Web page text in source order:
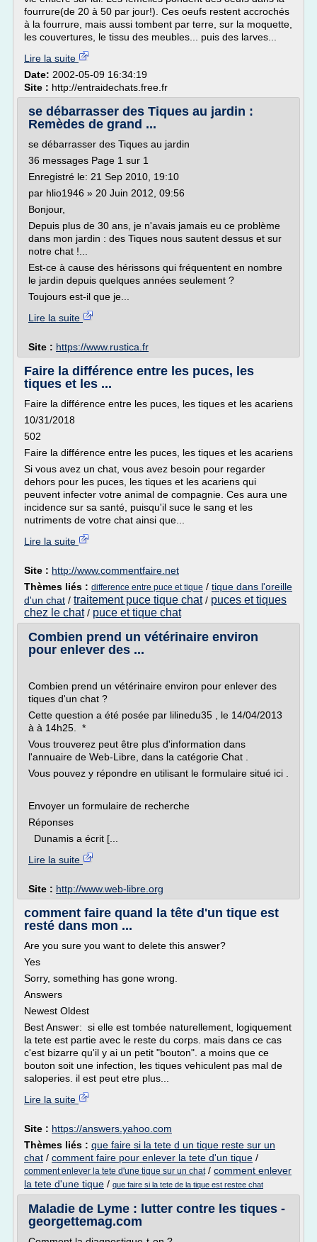
fourrure(de 20 à 50 par jour!). Ces oeufs restent accrochés
à la fourrure, mais aussi tombent par terre, sur la moquette,
les couvertures, le tissu des meubles... puis des larves...
Lire la suite
Date: 2002-05-09 16:34:19
Site : http://entraidechats.free.fr
se débarrasser des Tiques au jardin :
Remèdes de grand ...
se débarrasser des Tiques au jardin
36 messages Page 1 sur 1
Enregistré le: 21 Sep 2010, 19:10
par hlio1946 » 20 Juin 2012, 09:56
Bonjour,
Depuis plus de 30 ans, je n'avais jamais eu ce problème
dans mon jardin : des Tiques nous sautent dessus et sur
notre chat !...
Est-ce à cause des hérissons qui fréquentent en nombre
le jardin depuis quelques années seulement ?
Toujours est-il que je...
Lire la suite
Site : https://www.rustica.fr
Faire la différence entre les puces, les
tiques et les ...
Faire la différence entre les puces, les tiques et les acariens
10/31/2018
502
Faire la différence entre les puces, les tiques et les acariens
Si vous avez un chat, vous avez besoin pour regarder
dehors pour les puces, les tiques et les acariens qui
peuvent infecter votre animal de compagnie. Ces aura une
incidence sur sa santé, puisqu'il suce le sang et les
nutriments de votre chat ainsi que...
Lire la suite
Site : http://www.commentfaire.net
Thèmes liés : difference entre puce et tique / tique dans l'oreille
d'un chat / traitement puce tique chat/ puces et tiques
chez le chat/ puce et tique chat
Combien prend un vétérinaire environ
pour enlever des ...
Combien prend un vétérinaire environ pour enlever des
tiques d'un chat ?
Cette question a été posée par lilinedu35 , le 14/04/2013
à à 14h25. *
Vous trouverez peut être plus d'information dans
l'annuaire de Web-Libre, dans la catégorie Chat .
Vous pouvez y répondre en utilisant le formulaire situé ici .
Envoyer un formulaire de recherche
Réponses
Dunamis a écrit [...
Lire la suite
Site : http://www.web-libre.org
comment faire quand la tête d'un tique est
resté dans mon ...
Are you sure you want to delete this answer?
Yes
Sorry, something has gone wrong.
Answers
Newest Oldest
Best Answer: si elle est tombée naturellement, logiquement
la tete est partie avec le reste du corps. mais dans ce cas
c'est bizarre qu'il y ai un petit "bouton". a moins que ce
bouton soit une infection, les tiques vehiculent pas mal de
saloperies. il est peut etre plus...
Lire la suite
Site : https://answers.yahoo.com
Thèmes liés : que faire si la tete d un tique reste sur un
chat / comment faire pour enlever la tete d'un tique /
comment enlever la tete d'une tique sur un chat/ comment enlever
la tete d'une tique / que faire si la tete de la tique est restee chat
Maladie de Lyme : lutter contre les tiques -
georgettemag.com